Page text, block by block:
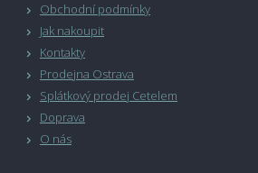
Obchodní podmínky
Jak nakoupit
Kontakty
Prodejna Ostrava
Splátkový prodej Cetelem
Doprava
O nás